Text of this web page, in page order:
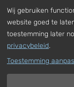
Naar
, Uw adres
Wij gebruiken
website goed te
toestemming later
privacybeleid.
Toestemming